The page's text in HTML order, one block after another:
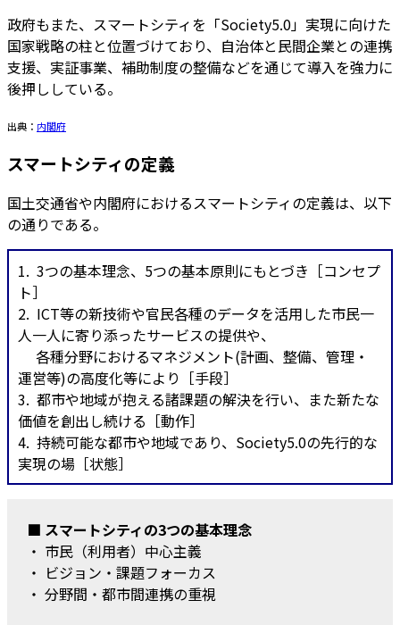
政府もまた、スマートシティを「Society5.0」実現に向けた
国家戦略の柱と位置づけており、自治体と民間企業との連携
支援、実証事業、補助制度の整備などを通じて導入を強力に
後押ししている。
出典： 内閣府
スマートシティの定義
国土交通省や内閣府におけるスマートシティの定義は、以下
の通りである。
1. 3つの基本理念、5つの基本原則にもとづき［コンセプ
ト］
2. ICT等の新技術や官民各種のデータを活用した市民一
人一人に寄り添ったサービスの提供や、
各種分野におけるマネジメント(計画、整備、管理・
運営等)の高度化等により［手段］
3. 都市や地域が抱える諸課題の解決を行い、また新たな
価値を創出し続ける［動作］
4. 持続可能な都市や地域であり、Society5.0の先行的な
実現の場［状態］
■ スマートシティの3つの基本理念
・ 市民（利用者）中心主義
・ ビジョン・課題フォーカス
・ 分野間・都市間連携の重視